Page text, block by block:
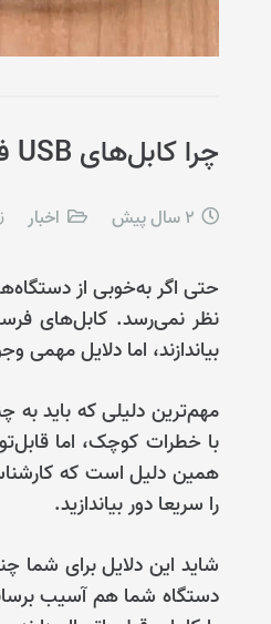
چرا کابل‌های USB فرسوده یک مشکل جدی هستند؟
2 سال پیش اخبار
نظر نمی‌رسد. کابل‌های
بیاندازند، اما دلایل
با خطرات کوچک، اما
را سریعا دور بیاندازید.
دستگاه شما هم آسیب